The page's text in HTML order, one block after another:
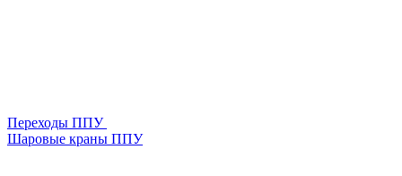
Переходы ППУ
Шаровые краны ППУ